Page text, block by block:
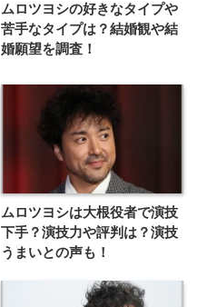
ムロツヨシの好きなタイプや
苦手なタイプは？結婚観や結
婚願望を調査！
ムロツヨシは大根役者で演技
下手？演技力や評判は？演技
うまいとの声も！